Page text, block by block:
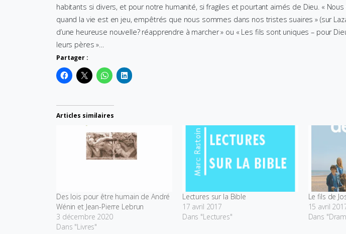
habitants si divers, et pour notre humanité, si fragiles et pourtant aimés de Dieu. «
quand la vie est en jeu, empêtrés que nous sommes dans nos tristes suaires » (sur
d’une heureuse nouvelle? réapprendre à marcher » ou « Les fils sont uniques – pour
leurs pères »…
Partager :
Articles similaires
Des lois pour être humain de André
Wénin et Jean-Pierre Lebrun
3 décembre 2020
Dans "Livres"
Lectures sur la Bible
17 avril 2017
Dans "Lectures"
Le fils de
15 avril
Dans